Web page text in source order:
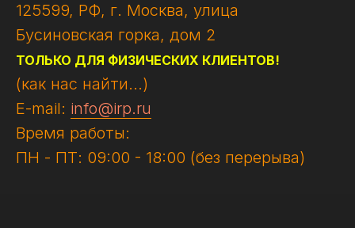
125599, РФ, г. Москва, улица
Бусиновская горка, дом 2
ТОЛЬКО ДЛЯ ФИЗИЧЕСКИХ КЛИЕНТОВ!
(как нас найти...)
E-mail: info@irp.ru
Время работы:
ПН - ПТ: 09:00 - 18:00 (без перерыва)